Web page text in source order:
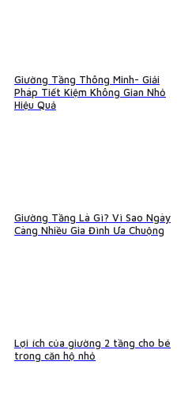
Giường Tầng Thông Minh- Giải
Pháp Tiết Kiệm Không Gian Nhỏ
Hiệu Quả
Giường Tầng Là Gì? Vì Sao Ngày
Càng Nhiều Gia Đình Ưa Chuộng
Lợi ích của giường 2 tầng cho bé
trong căn hộ nhỏ